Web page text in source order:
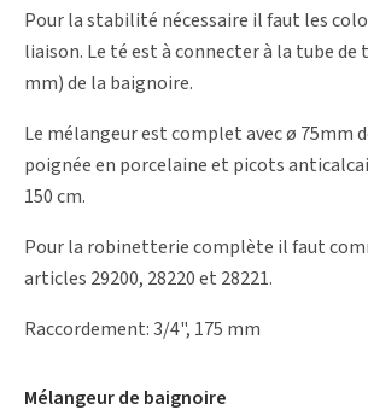
Pour la stabilité nécessaire il faut les
liaison. Le té est à connecter à la tube
mm) de la baignoire.
Le mélangeur est complet avec ø 75mm
poignée en porcelaine et picots
150 cm.
Pour la robinetterie complète il faut
articles 29200, 28220 et 28221.
Raccordement: 3/4", 175 mm
Mélangeur de baignoire